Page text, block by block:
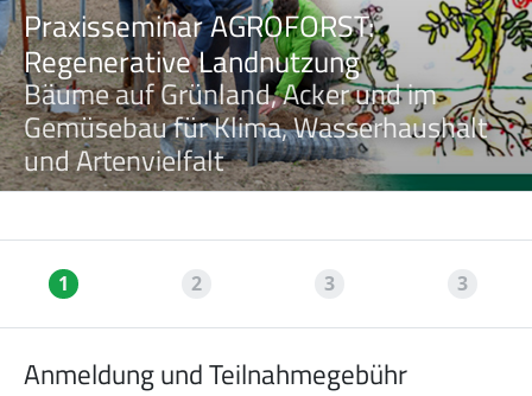
Praxisseminar AGROFORST:
Regenerative Landnutzung
Bäume auf Grünland, Acker und im
Gemüsebau für Klima, Wasserhaushalt
und Artenvielfalt
1 2 3 3
Anmeldung und Teilnahmegebühr